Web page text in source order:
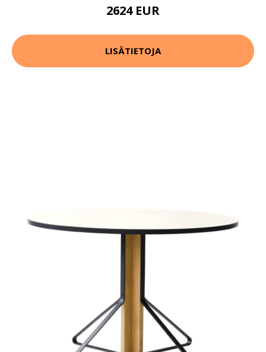
2624 EUR
LISÄTIETOJA